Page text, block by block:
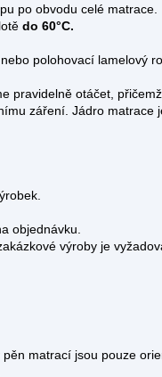
po obvodu celé matrace.
do 60°C.
polohovací lamelový
pravidelně otáčet,
záření. Jádro
objednávku.
je vyžadována
pěn matrací jsou pouze